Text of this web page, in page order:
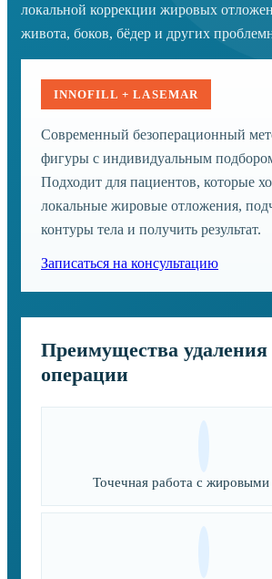
локальной коррекции жировых
живота, боков, бёдер и других
INNOFILL + LASEMAR
Современный безоперационный
фигуры с индивидуальным
Подходит для пациентов, которые
локальные жировые отложения,
контуры тела и получить результат.
Записаться на консультацию
Преимущества удаления
операции
Точечная работа с жировыми